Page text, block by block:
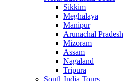
Sikkim
Meghalaya
Manipur
Arunachal Pradesh
Mizoram
Assam
Nagaland
Tripura
South India Tours